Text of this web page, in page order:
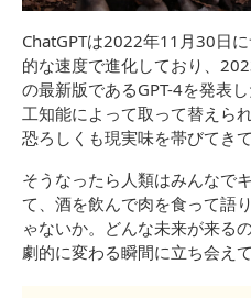
ChatGPTは2022年11月30日
的な速度で進化しており、
の最新版であるGPT-4を発表
工知能によって取って替えら
恐ろしくも現実味を帯びてきて
そうなったら人類はみんなで
て、酒を飲んで肉を食って語
ゃないか。どんな未来が来る
劇的に変わる瞬間に立ち会え